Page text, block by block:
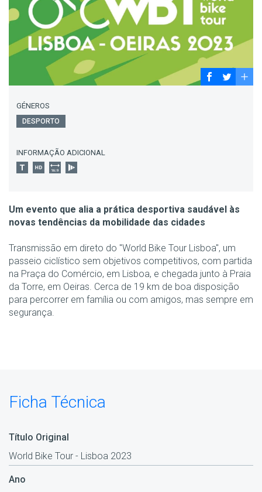
GÉNEROS
DESPORTO
INFORMAÇÃO ADICIONAL
Um evento que alia a prática desportiva saudável às
novas tendências da mobilidade das cidades
Transmissão em direto do "World Bike Tour Lisboa", um
passeio ciclístico sem objetivos competitivos, com partida
na Praça do Comércio, em Lisboa, e chegada junto à Praia
da Torre, em Oeiras. Cerca de 19 km de boa disposição
para percorrer em família ou com amigos, mas sempre em
segurança.
Ficha Técnica
Título Original
World Bike Tour - Lisboa 2023
Ano